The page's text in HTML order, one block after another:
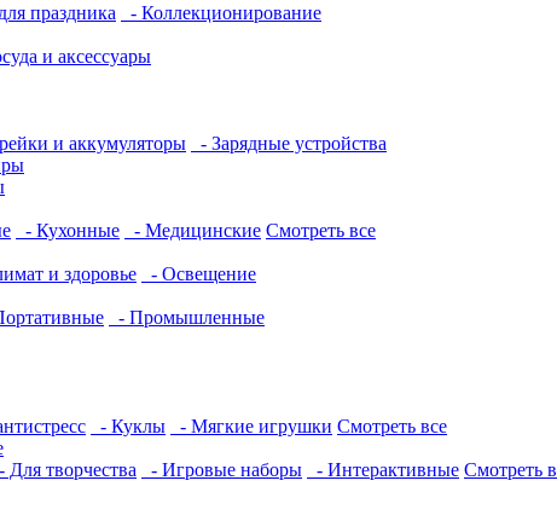
праздника - Коллекционирование
и аксессуары
и аккумуляторы - Зарядные устройства
- Кухонные - Медицинские Смотреть все
и здоровье - Освещение
- Промышленные
- Куклы - Мягкие игрушки Смотреть все
- Для творчества - Игровые наборы - Интерактивные Смотреть